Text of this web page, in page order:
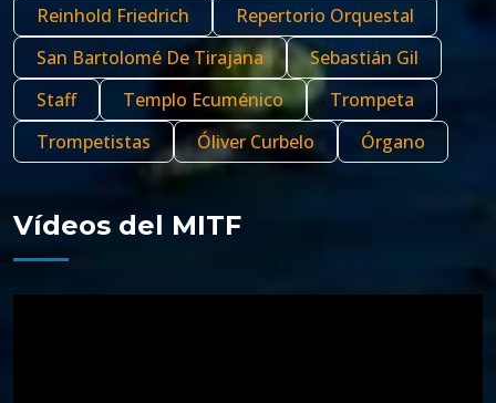
Reinhold Friedrich
Repertorio Orquestal
San Bartolomé De Tirajana
Sebastián Gil
Staff
Templo Ecuménico
Trompeta
Trompetistas
Óliver Curbelo Órgano
Vídeos del MITF